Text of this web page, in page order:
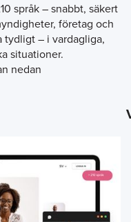
språk – snabbt, säkert
företag och
tydligt – i vardagliga,
situationer.
nedan